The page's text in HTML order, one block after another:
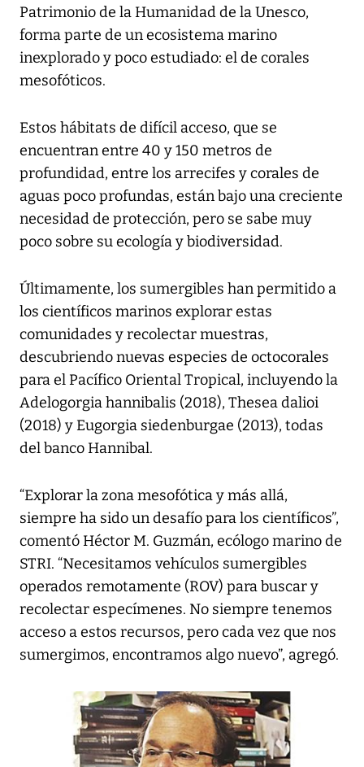
Patrimonio de la Humanidad de la Unesco,
forma parte de un ecosistema marino
inexplorado y poco estudiado: el de corales
mesofóticos.
Estos hábitats de difícil acceso, que se
encuentran entre 40 y 150 metros de
profundidad, entre los arrecifes y corales de
aguas poco profundas, están bajo una creciente
necesidad de protección, pero se sabe muy
poco sobre su ecología y biodiversidad.
Últimamente, los sumergibles han permitido a
los científicos marinos explorar estas
comunidades y recolectar muestras,
descubriendo nuevas especies de octocorales
para el Pacífico Oriental Tropical, incluyendo la
Adelogorgia hannibalis (2018), Thesea dalioi
(2018) y Eugorgia siedenburgae (2013), todas
del banco Hannibal.
“Explorar la zona mesofótica y más allá,
siempre ha sido un desafío para los científicos”,
comentó Héctor M. Guzmán, ecólogo marino de
STRI. “Necesitamos vehículos sumergibles
operados remotamente (ROV) para buscar y
recolectar especímenes. No siempre tenemos
acceso a estos recursos, pero cada vez que nos
sumergimos, encontramos algo nuevo”, agregó.